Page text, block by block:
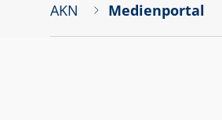
AKN Medienportal